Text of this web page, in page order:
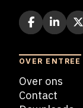
OVER ENTREE
Over ons
Contact